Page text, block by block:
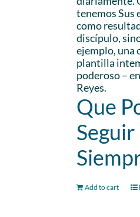
tenemos Sus
como
discípulo,
ejemplo, una
plantilla
poderoso –
Reyes.
Que
Seguir
Add to cart